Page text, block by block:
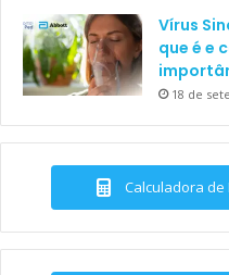
Vírus
que é e
18 de
Calculadora de